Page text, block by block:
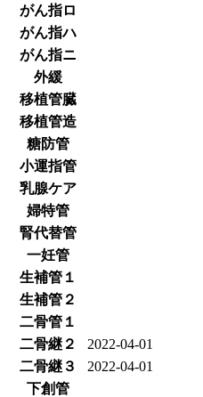
がん指ロ
がん指ハ
がん指ニ
外緩
移植管臓
移植管造
糖防管
小運指管
乳腺ケア
婦特管
腎代替管
一妊管
生補管１
生補管２
二骨管１
二骨継２
2022-04-01
二骨継３
2022-04-01
下創管